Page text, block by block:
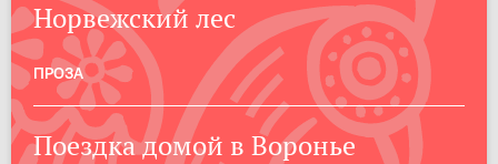
Норвежский лес
ПРОЗА
Поездка домой в Воронье